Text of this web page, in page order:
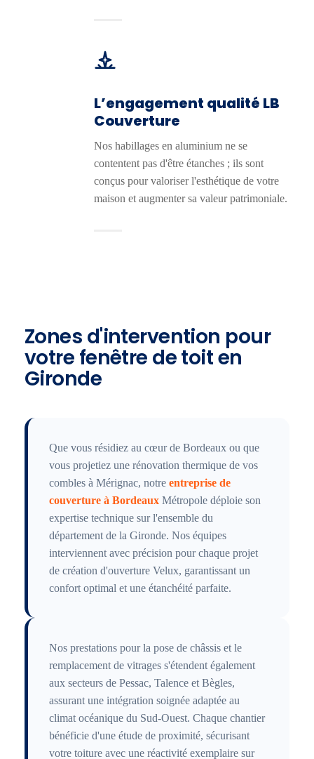
L’engagement qualité LB
Couverture
Nos habillages en aluminium ne se
contentent pas d'être étanches ; ils sont
conçus pour valoriser l'esthétique de votre
maison et augmenter sa valeur patrimoniale.
Zones d'intervention pour
votre fenêtre de toit en
Gironde
Que vous résidiez au cœur de Bordeaux ou que
vous projetiez une rénovation thermique de vos
combles à Mérignac, notre entreprise de
couverture à Bordeaux Métropole déploie son
expertise technique sur l'ensemble du
département de la Gironde. Nos équipes
interviennent avec précision pour chaque projet
de création d'ouverture Velux, garantissant un
confort optimal et une étanchéité parfaite.
Nos prestations pour la pose de châssis et le
remplacement de vitrages s'étendent également
aux secteurs de Pessac, Talence et Bègles,
assurant une intégration soignée adaptée au
climat océanique du Sud-Ouest. Chaque chantier
bénéficie d'une étude de proximité, sécurisant
votre toiture avec une réactivité exemplaire sur